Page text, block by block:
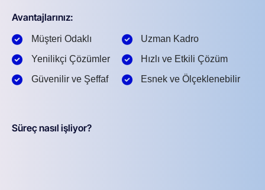
Avantajlarınız:
Müşteri Odaklı
Yenilikçi Çözümler
Güvenilir ve Şeffaf
Uzman Kadro
Hızlı ve Etkili Çözüm
Esnek ve Ölçeklenebilir
Süreç nasıl işliyor?